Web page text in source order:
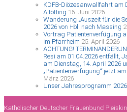
KDFB-Diözesanwallfahrt am
Altötting 16. Juni 2026
Wanderung „Auszeit für die
2026 von Höll nach Massing
Vortrag Patientenverfügung
im Pfarrheim 25. April 2026
ACHTUNG!
Resi am 01.04.2026 entfällt,
am Dienstag, 14. April 2026
„Patientenverfügung“ jetzt
März 2026
Unser Jahresprogramm 2026
Katholischer Deutscher Frauenbund